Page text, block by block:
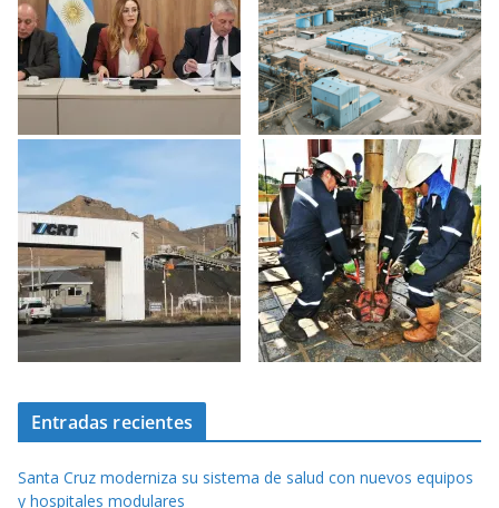
Entradas recientes
Santa Cruz moderniza su sistema de salud con nuevos equipos
y hospitales modulares